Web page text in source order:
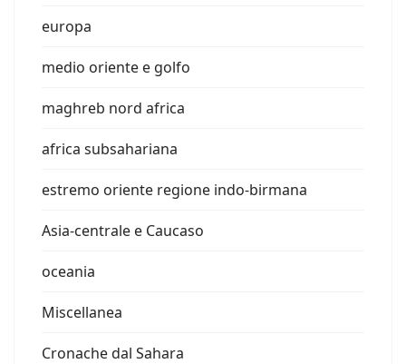
europa
medio oriente e golfo
maghreb nord africa
africa subsahariana
estremo oriente regione indo-birmana
Asia-centrale e Caucaso
oceania
Miscellanea
Cronache dal Sahara